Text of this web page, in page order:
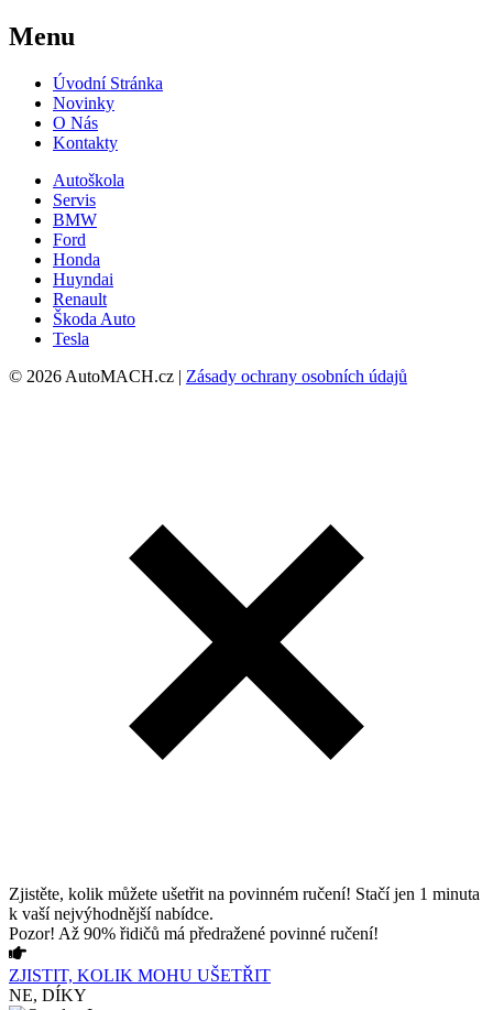
Menu
Úvodní Stránka
Novinky
O Nás
Kontakty
Autoškola
Servis
BMW
Ford
Honda
Huyndai
Renault
Škoda Auto
Tesla
© 2026 AutoMACH.cz | Zásady ochrany osobních údajů
Zjistěte, kolik můžete ušetřit na povinném ručení! Stačí jen 1 minuta
k vaší nejvýhodnější nabídce.
Pozor! Až 90% řidičů má předražené povinné ručení!
ZJISTIT, KOLIK MOHU UŠETŘIT
NE, DÍKY